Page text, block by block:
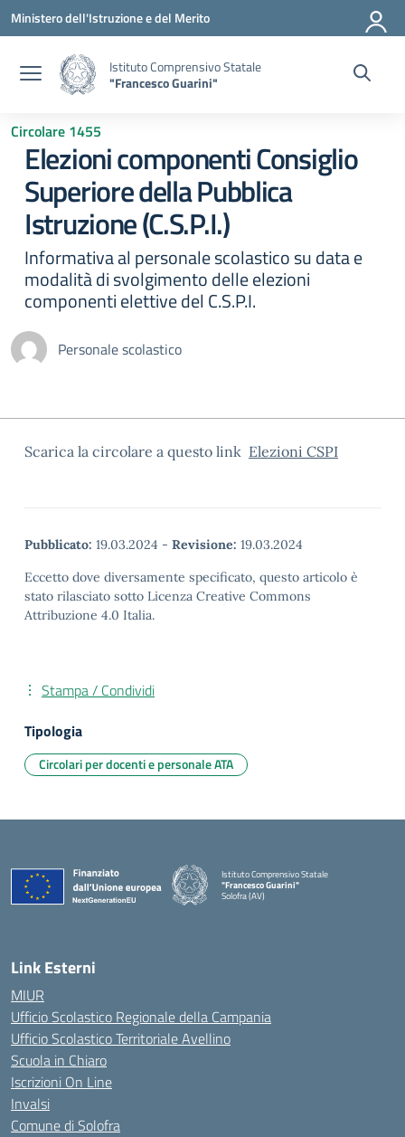
Vai ai contenuti
Vai al menu di navigazione
Vai al footer
Ministero dell'Istruzione e del Merito
Istituto Comprensivo Statale
"Francesco Guarini"
Circolare 1455
Elezioni componenti Consiglio
Superiore della Pubblica
Istruzione (C.S.P.I.)
Informativa al personale scolastico su data e
modalità di svolgimento delle elezioni
componenti elettive del C.S.P.I.
Personale scolastico
Scarica la circolare a questo link Elezioni CSPI
Pubblicato: 19.03.2024 - Revisione: 19.03.2024
Eccetto dove diversamente specificato, questo articolo è
stato rilasciato sotto Licenza Creative Commons
Attribuzione 4.0 Italia.
Stampa / Condividi
Tipologia
Circolari per docenti e personale ATA
Istituto Comprensivo Statale
"Francesco Guarini"
Solofra (AV)
Link Esterni
MIUR
Ufficio Scolastico Regionale della Campania
Ufficio Scolastico Territoriale Avellino
Scuola in Chiaro
Iscrizioni On Line
Invalsi
Comune di Solofra